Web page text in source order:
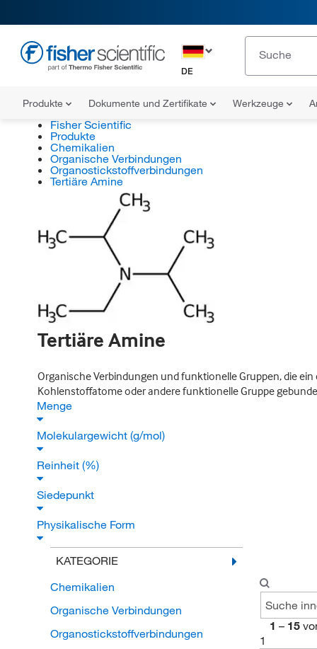
DE
Produkte Dokumente und Zertifikate Werkzeuge
Fisher Scientific
Produkte
Chemikalien
Organische Verbindungen
Organostickstoffverbindungen
Tertiäre Amine
Tertiäre Amine
Organische Verbindungen und funktionelle Gruppen, die
Kohlenstoffatome oder andere funktionelle Gruppe
Menge
Molekulargewicht (g/mol)
Reinheit (%)
Siedepunkt
Physikalische Form
KATEGORIE
Chemikalien
Organische Verbindungen
Organostickstoffverbindungen
1 – 15
1